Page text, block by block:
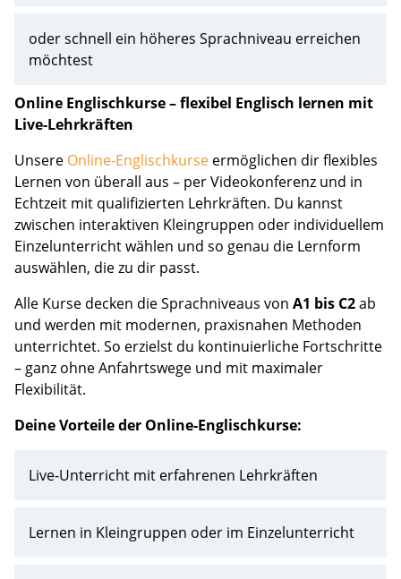
oder schnell ein höheres Sprachniveau erreichen
möchtest
Online Englischkurse – flexibel Englisch lernen mit
Live-Lehrkräften
Unsere Online-Englischkurse ermöglichen dir flexibles
Lernen von überall aus – per Videokonferenz und in
Echtzeit mit qualifizierten Lehrkräften. Du kannst
zwischen interaktiven Kleingruppen oder individuellem
Einzelunterricht wählen und so genau die Lernform
auswählen, die zu dir passt.
Alle Kurse decken die Sprachniveaus von A1 bis C2ab
und werden mit modernen, praxisnahen Methoden
unterrichtet. So erzielst du kontinuierliche Fortschritte
– ganz ohne Anfahrtswege und mit maximaler
Flexibilität.
Deine Vorteile der Online-Englischkurse:
Live-Unterricht mit erfahrenen Lehrkräften
Lernen in Kleingruppen oder im Einzelunterricht